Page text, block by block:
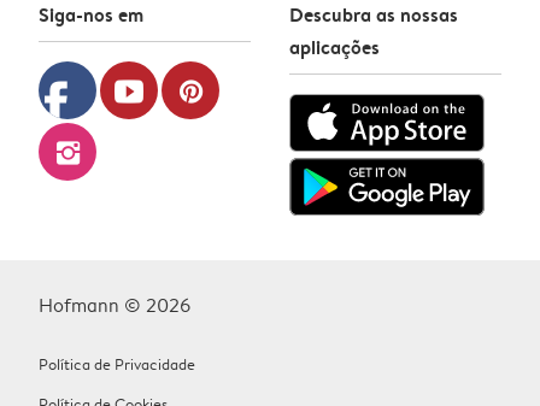
Siga-nos em
facebook youtube pinterest
instagram
Descubra as nossas
aplicações
Hofmann © 2026
Política de Privacidade